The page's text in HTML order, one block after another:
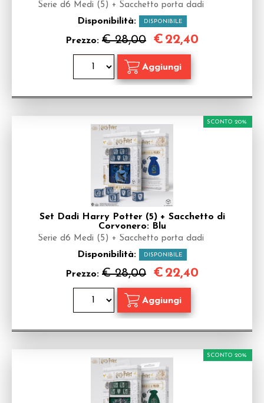
Serie d6 Medi (5) + Sacchetto porta dadi
Disponibilità: DISPONIBILE
Prezzo: € 28,00 € 22,40
Set Dadi Harry Potter (5) + Sacchetto di
Corvonero: Blu
Serie d6 Medi (5) + Sacchetto porta dadi
Disponibilità: DISPONIBILE
Prezzo: € 28,00
SCONTO 20%
€ 22,40
SCONTO 20%